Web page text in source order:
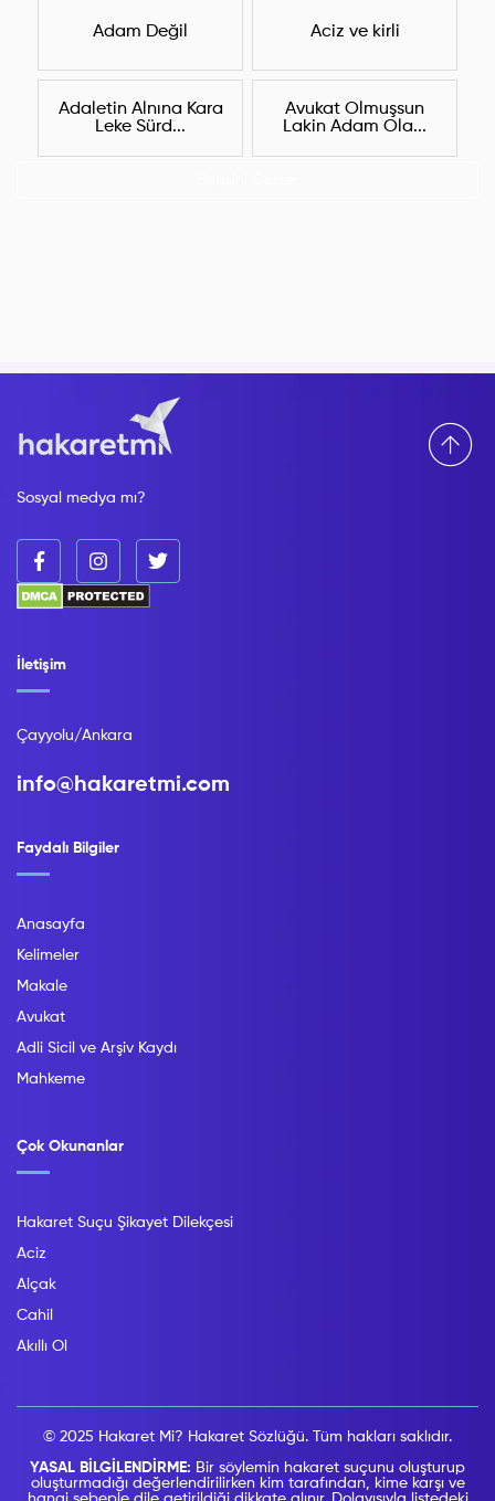
Adam Değil Aciz ve kirli
Adaletin Alnına Kara
Leke Sürd...
Avukat Olmuşsun
Lakin Adam Ola...
Sosyal medya mı?
Faydalı Bilgiler
Anasayfa
Kelimeler
Makale
Avukat
Adli Sicil ve Arşiv Kaydı
Mahkeme
Çok Okunanlar
Hakaret Suçu Şikayet Dilekçesi
Aciz
Alçak
Cahil
Akıllı Ol
İletişim
Çayyolu/Ankara
info@hakaretmi.com
© 2025 Hakaret Mi? Hakaret Sözlüğü. Tüm hakları saklıdır.
YASAL BİLGİLENDİRME: Bir söylemin hakaret suçunu oluşturup
oluşturmadığı değerlendirilirken kim tarafından, kime karşı ve